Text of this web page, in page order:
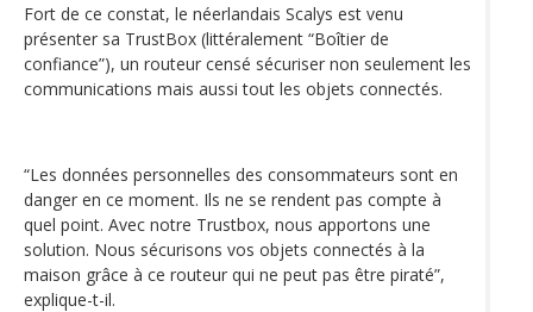
Fort de ce constat, le néerlandais Scalys est venu
présenter sa TrustBox (littéralement “Boîtier de
confiance”), un routeur censé sécuriser non seulement les
communications mais aussi tout les objets connectés.
“Les données personnelles des consommateurs sont en
danger en ce moment. Ils ne se rendent pas compte à
quel point. Avec notre Trustbox, nous apportons une
solution. Nous sécurisons vos objets connectés à la
maison grâce à ce routeur qui ne peut pas être piraté”,
explique-t-il.